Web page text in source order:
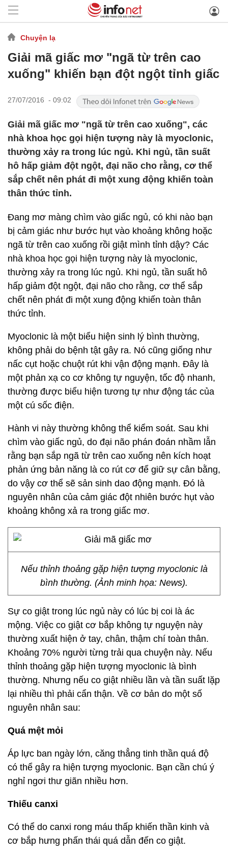
Chuyện lạ
Giải mã giấc mơ "ngã từ trên cao
xuống" khiến bạn đột ngột tỉnh giấc
27/07/2016 - 09:02
Giải mã giấc mơ "ngã từ trên cao xuống", các
nhà khoa học gọi hiện tượng này là myoclonic,
thường xảy ra trong lúc ngủ. Khi ngủ, tần suất
hô hấp giảm đột ngột, đại não cho rằng, cơ thể
sắp chết nên phát đi một xung động khiến toàn
thân thức tỉnh.
Đang mơ màng chìm vào giấc ngủ, có khi nào bạn
bị cảm giác như bước hụt vào khoảng không hoặc
ngã từ trên cao xuống rồi giật mình tỉnh dậy? Các
nhà khoa học gọi hiện tượng này là myoclonic,
thường xảy ra trong lúc ngủ. Khi ngủ, tần suất hô
hấp giảm đột ngột, đại não cho rằng, cơ thể sắp
chết nên phát đi một xung động khiến toàn thân
thức tỉnh.
Myoclonic là một biểu hiện sinh lý bình thường,
không phải do bệnh tật gây ra. Nó cũng giống như
nấc cụt hoặc chuột rút khi vận động mạnh. Đây là
một phản xạ co cơ không tự nguyện, tốc độ nhanh,
thường được biểu hiện tương tự như động tác của
một cú sốc điện.
Hành vi này thường không thể kiểm soát. Sau khi
chìm vào giấc ngủ, do đại não phán đoán nhầm lẫn
rằng bạn sắp ngã từ trên cao xuống nên kích hoạt
phản ứng bản năng là co rút cơ để giữ sự cân bằng,
do vậy cơ thể sẽ sản sinh dao động mạnh. Đó là
nguyên nhân của cảm giác đột nhiên bước hụt vào
khoảng không xả ra trong giấc mơ.
Nếu thỉnh thoảng gặp hiện tượng myoclonic là
bình thường. (Ảnh minh họa: News).
Sự co giật trong lúc ngủ này có lúc bị coi là ác
mộng. Việc co giật cơ bắp không tự nguyện này
thường xuất hiện ở tay, chân, thậm chí toàn thân.
Khoảng 70% người từng trải qua chuyện này. Nếu
thỉnh thoảng gặp hiện tượng myoclonic là bình
thường. Nhưng nếu co giật nhiều lần và tần suất lặp
lại nhiều thì phải cẩn thận. Về cơ bản do một số
nguyên nhân sau:
Quá mệt mỏi
Áp lực ban ngày lớn, căng thẳng tinh thần quá độ
có thể gây ra hiện tượng myoclonic. Bạn cần chú ý
nghỉ ngơi thư giãn nhiều hơn.
Thiếu canxi
Có thể do canxi rong máu thấp khiến thần kinh và
cơ bắp hưng phấn thái quá dẫn đến co giật.